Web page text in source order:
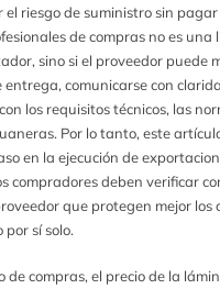
el riesgo de suministro sin
de compras no es una
sino si el proveedor puede
entrega, comunicarse con
los requisitos técnicos, las
Por lo tanto, este
en la ejecución de
compradores deben verificar
que protegen mejor los
por sí solo.
de compras, el precio de la